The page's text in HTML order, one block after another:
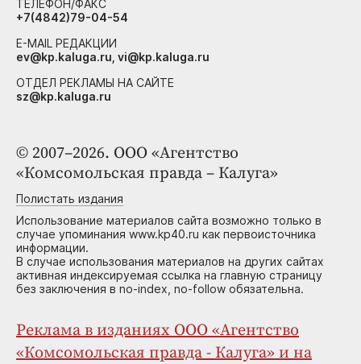
© 2007–2026. ООО «Агентство
«Комсомольская правда – Калуга»
Полистать издания
Использование материалов сайта возможно только в
случае упоминания www.kp40.ru как первоисточника
информации.
В случае использования материалов на других сайтах
активная индексируемая ссылка на главную страницу
без заключения в no-index, no-follow обязательна.
Реклама в изданиях ООО «Агентство
«Комсомольская правда - Калуга» и на
ТЕЛЕФОН/ФАКС
+7(4842)79-04-54
E-MAIL РЕДАКЦИИ
ev@kp.kaluga.ru, vi@kp.kaluga.ru
ОТДЕЛ РЕКЛАМЫ НА САЙТЕ
sz@kp.kaluga.ru